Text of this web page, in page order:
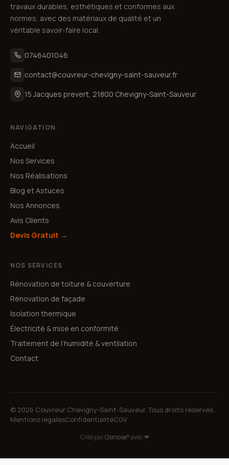
travaux durables, esthétiques et conformes aux
normes, avec des matériaux de qualité et un
véritable savoir-faire local.
0746401046
contact@couvreur-chevigny-saint-sauveur.fr
15 Jacques prevert, 21800 Chevigny-Saint-Sauveur
NAVIGATION
Accueil
Nos Services
Nos Réalisations
Blog et Astuces
Nos Annonces
Avis Clients
Devis Gratuit →
NOS SERVICES
Rénovation de toiture & couverture
Rénovation de façade
Isolation thermique
Électricité & mise en conformité
Traitement de l’humidité & ventilation
Contact
© 2026 Couvreur Chevigny-Saint-Sauveur. Tous droits réservés.
Mentions légalesConfidentialitéCGV
Créé parOsmose*avec ❤